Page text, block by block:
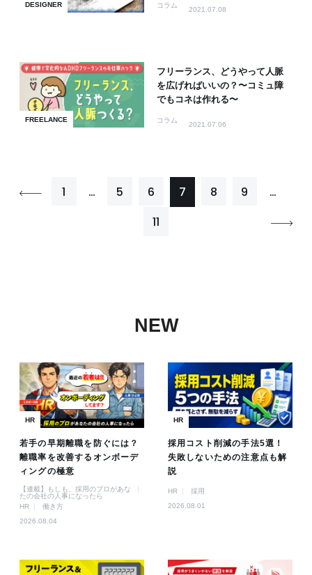
DESIGNER コラム
2021.07.08
FREELANCE
フリーランス、どうやって人脈
を広げればいいの？〜コミュ障
でもコネは作れる〜
コラム
2021.07.06
1 … 5 6 7 8 9
…
11
NEW
HR
若手の早期離職を防ぐには？
離職率を改善するオンボーデ
ィングの極意
【連載】もしも、採用のプロがあな
たの会社の人事になったら
HR
働き方
2026.08.04
HR
採用コスト削減の手法5選！
失敗しないための注意点も解
説
HR
採用
2026.08.01